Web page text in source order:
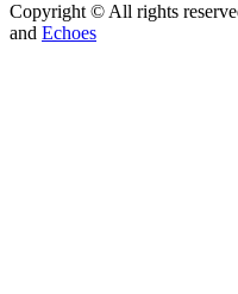
Copyright © All rights
and Echoes